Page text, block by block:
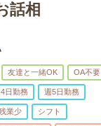
話相
友達と一緒OK OA不要
日勤務 週5日勤務
業少 シフト